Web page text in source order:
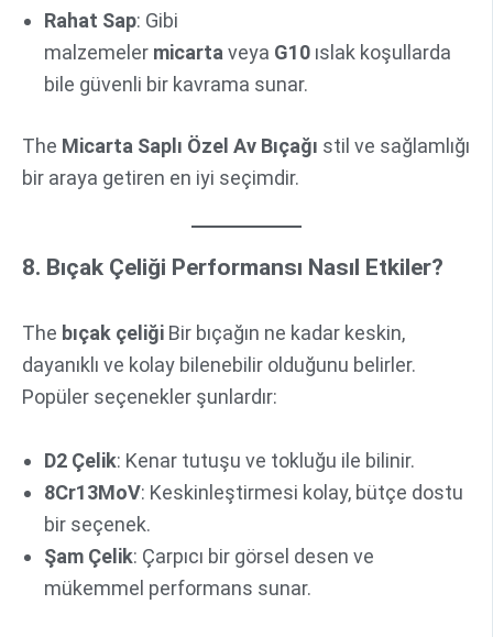
Rahat Sap: Gibi
malzemeler micarta veya G10 ıslak koşullarda
bile güvenli bir kavrama sunar.
The Micarta Saplı Özel Av Bıçağı stil ve sağlamlığı
bir araya getiren en iyi seçimdir.
8. Bıçak Çeliği Performansı Nasıl Etkiler?
The bıçak çeliği Bir bıçağın ne kadar keskin,
dayanıklı ve kolay bilenebilir olduğunu belirler.
Popüler seçenekler şunlardır:
D2 Çelik: Kenar tutuşu ve tokluğu ile bilinir.
8Cr13MoV: Keskinleştirmesi kolay, bütçe dostu
bir seçenek.
Şam Çelik: Çarpıcı bir görsel desen ve
mükemmel performans sunar.